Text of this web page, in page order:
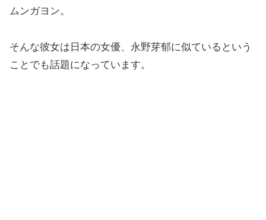
ムンガヨン。
そんな彼女は日本の女優、永野芽郁に似ているという
ことでも話題になっています。